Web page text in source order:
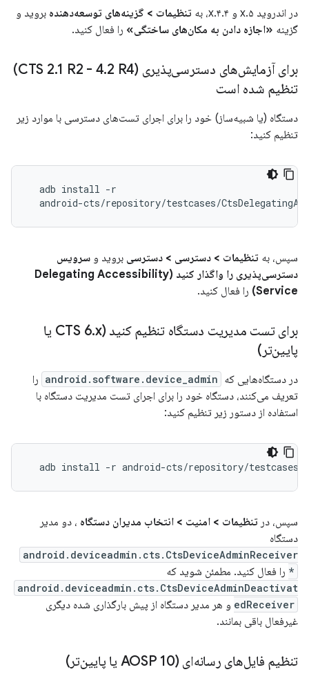
در اندروید ۵.x و ۴.۴.x، به تنظیمات > گزینه‌های توسعه‌دهنده بروید و
گزینه «اجازه دادن به مکان‌های ساختگی» را فعال کنید.
برای آزمایش‌های دسترسی‌پذیری (CTS 2 .1 R2 - 4.
2 R4)
تنظیم شده است
دستگاه (یا شبیه‌ساز) خود را برای اجرای تست‌های دسترسی با موارد زیر
تنظیم کنید:
  adb install -r
سپس، به تنظیمات > دسترسی > دسترسی بروید و سرویس
دسترسی‌پذیری را واگذار کنید (Delegating Accessibility
Service) را فعال کنید.
برای تست مدیریت دستگاه تنظیم کنید (CTS 6 .
x یا
پایین‌تر)
در دستگاه‌هایی که android.software.device_admin را
تعریف می‌کنند، دستگاه خود را برای اجرای تست مدیریت دستگاه با
استفاده از دستور زیر تنظیم کنید:
سپس، در تنظیمات > امنیت > انتخاب مدیران دستگاه ، دو مدیر
دستگاه
android.deviceadmin.cts.CtsDeviceAdminReceiver
* را فعال کنید. مطمئن شوید که
android.deviceadmin.cts.CtsDeviceAdminDeactivat
edReceiver و هر مدیر دستگاه از پیش بارگذاری شده دیگری
غیرفعال باقی بمانند.
تنظیم فایل‌های رسانه‌ای (AOSP 10 یا پایین‌تر)